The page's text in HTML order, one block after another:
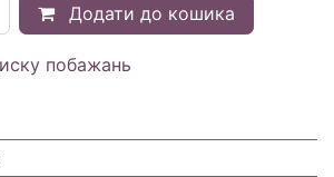
Додати до кошика
побажань